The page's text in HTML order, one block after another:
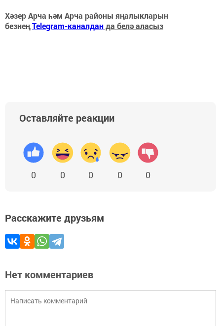
Хәзер Арча һәм Арча районы яңалыкларын
безнеңTelegram-каналданда белә аласыз
Оставляйте реакции
0 0 0 0 0
Расскажите друзьям
Нет комментариев